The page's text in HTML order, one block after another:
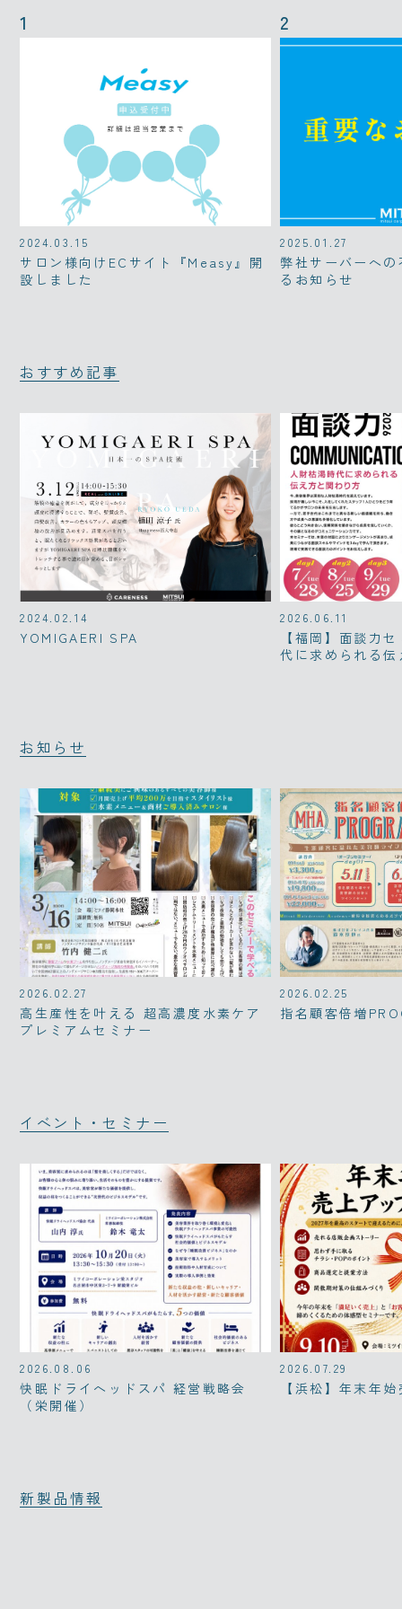
2024.03.15
サロン様向けECサイト『Measy』開
設しました
2025.01.27
弊社サーバーへ
るお知らせ
おすすめ記事
2024.02.14
YOMIGAERI SPA
2026.06.11
【福岡】面談力
代に求められる
お知らせ
2026.02.27
高生産性を叶える 超高濃度水素ケア
プレミアムセミナー
2026.02.25
指名顧客倍増
イベント・セミナー
2026.08.06
快眠ドライヘッドスパ 経営戦略会
（栄開催）
2026.07.29
【浜松】年末年
新製品情報